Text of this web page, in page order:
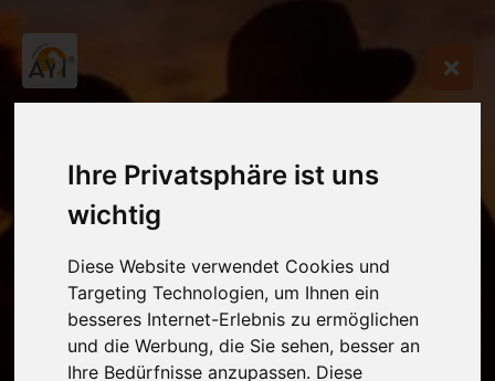
Ihre Privatsphäre ist uns
wichtig
Diese Website verwendet Cookies und
Targeting Technologien, um Ihnen ein
besseres Internet-Erlebnis zu ermöglichen
und die Werbung, die Sie sehen, besser an
Ihre Bedürfnisse anzupassen. Diese